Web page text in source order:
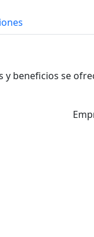
y beneficios se